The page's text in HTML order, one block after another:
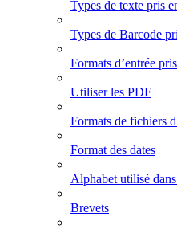
Types de texte pris
Types de Barcode
Formats d’entrée
Utiliser les PDF
Formats de fichiers
Format des dates
Alphabet utilisé
Brevets